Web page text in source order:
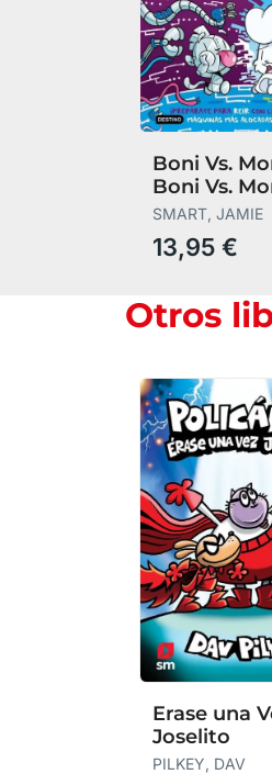
Boni Vs.
Boni Vs.
la Rebelion
SMART, JAMIE
13,95 €
Otros
Erase una
Joselito
PILKEY, DAV